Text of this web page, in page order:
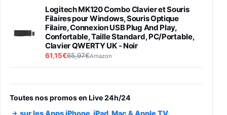
Logitech MK120 Combo Clavier et Souris
Filaires pour Windows, Souris Optique
Filaire, Connexion USB Plug And Play,
Confortable, Taille Standard, PC/Portable,
Clavier QWERTY UK - Noir
61,15€65,97€Amazon
entraénement direct 3 vitesses (33-45-78
trs/min) avec pre-ampli intégré et port USB
Toutes nos promos en Live 24h/24